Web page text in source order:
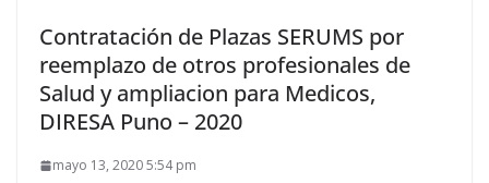
Contratación de Plazas SERUMS por
reemplazo de otros profesionales de
Salud y ampliacion para Medicos,
DIRESA Puno – 2020
mayo 13, 2020 5:54 pm